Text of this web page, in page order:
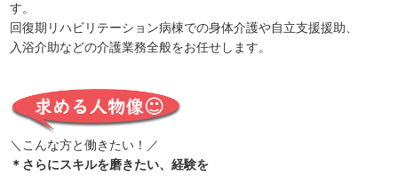
す。
回復期リハビリテーション病棟での身体介護や自立支援援助、
入浴介助などの介護業務全般をお任せします。
＼こんな方と働きたい！／
＊さらにスキルを磨きたい、経験を